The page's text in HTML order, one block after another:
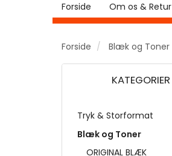
Forside Om os & Retur
Forside Blæk og Toner
KATEGORIER
Tryk & Storformat
Blæk og Toner
ORIGINAL BLÆK